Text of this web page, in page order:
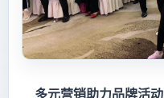
多元营销助力品牌活动